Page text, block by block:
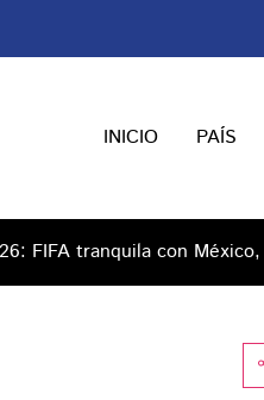
INICIO PAÍS
FIFA tranquila con